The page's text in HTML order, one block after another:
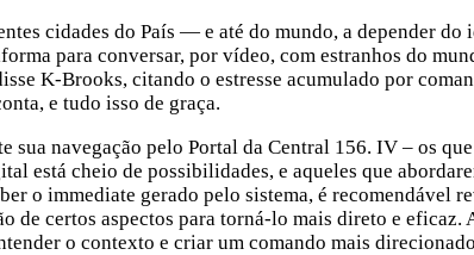
cidades do País — e até do mundo, a depender
para conversar, por vídeo, com estranhos do
K-Brooks, citando o estresse acumulado por
e tudo isso de graça.
navegação pelo Portal da Central 156. IV – os
está cheio de possibilidades, e aqueles que
o immediate gerado pelo sistema, é recomendável
certos aspectos para torná-lo mais direto e
o contexto e criar um comando mais